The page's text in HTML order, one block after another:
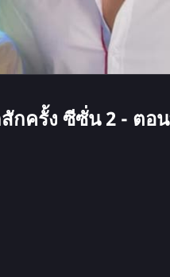
กครั้ง ซีซั่น 2 - ตอ